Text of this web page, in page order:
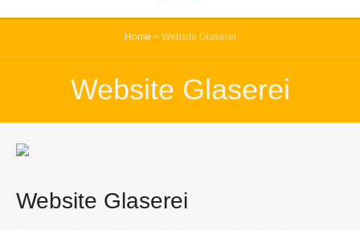
Home > Website Glaserei
Website Glaserei
Website Glaserei